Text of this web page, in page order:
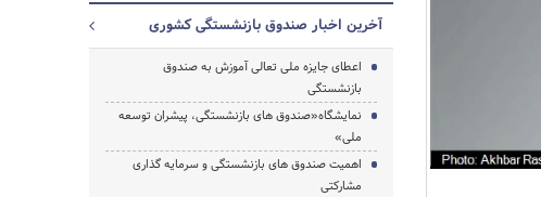
آخرین اخبار صندوق بازنشستگی کشوری
اعطای جایزه ملی تعالی آموزش به صندوق
بازنشستگی
نمایشگاه«صندوق های بازنشستگی، پیشران توسعه
ملی»
اهمیت صندوق های بازنشستگی و سرمایه گذاری
مشارکتی